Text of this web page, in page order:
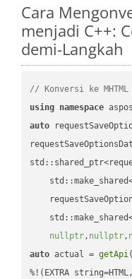
Cara
menjadi C++:
demi-Langkah
// Konversi ke MHTML
using namespace
auto
nullptr, nullptr,
auto actual = getApi